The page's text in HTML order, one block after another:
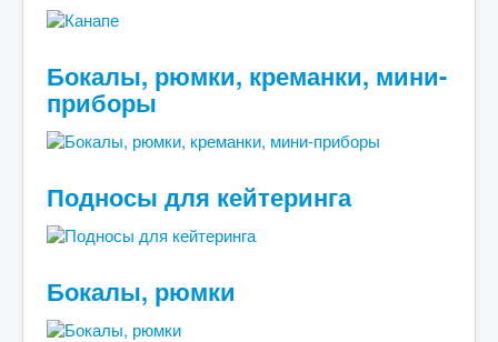
Бокалы, рюмки, креманки, мини-
приборы
Подносы для кейтеринга
Бокалы, рюмки